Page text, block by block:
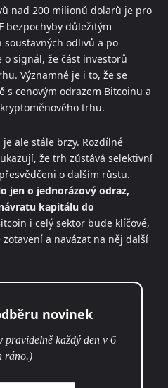
nad 200 milionů dolarů je pro
bezpochyby důležitým
soustavných odlivů a po
signál, že část investorů
Významné je i to, že se
s cenovým odrazem Bitcoinu a
trhu.
ale stále brzy. Rozdílné
že trh zůstává selektivní
o dalším růstu.
jen o jednorázový odraz,
kapitálu do
i celý sektor bude klíčové,
a navázat na něj další
novinek
pravidelně každý den v 6
ráno.)